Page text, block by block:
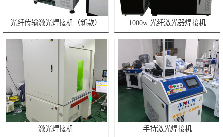
光纤传输激光焊接机（新款） 1000w 光纤激光器焊接机
激光焊接机 手持激光焊接机